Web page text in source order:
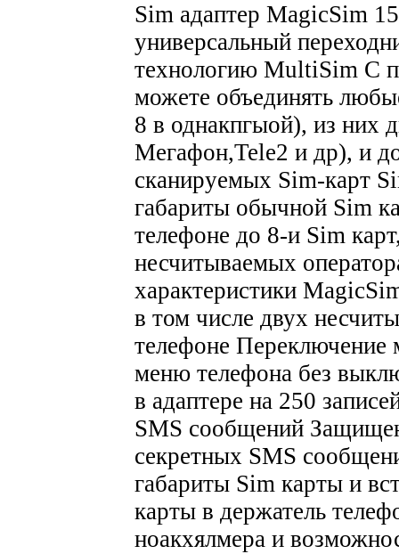
Sim адаптер MagicSim
универсальный
технологию MultiSim С
можете объединять
8 в однакпгыой), из них
Мегафон,Tele2 и др), и
сканируемых Sim-карт
габариты обычной Sim
телефоне до 8-и Sim
несчитываемых
характеристики
в том числе двух
телефоне Переключение
меню телефона без
в адаптере на 250
SMS сообщений
секретных SMS
габариты Sim карты и
карты в держатель
ноакхялмера и